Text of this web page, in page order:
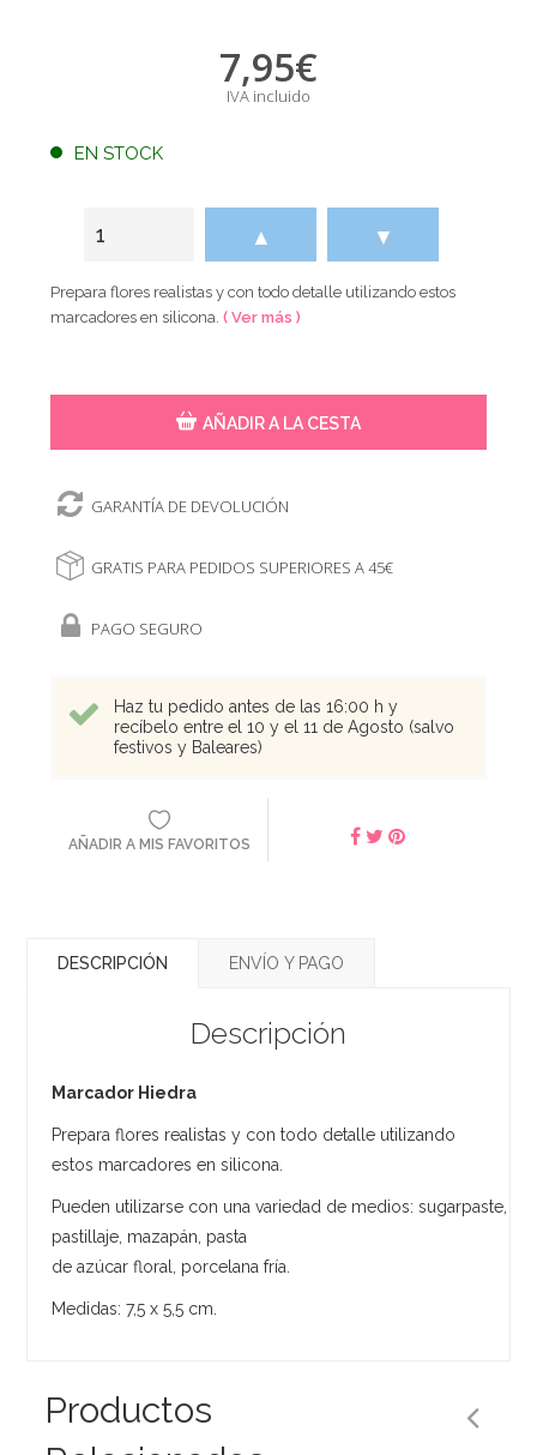
7,95€
IVA incluido
EN STOCK
▲ ▼
Prepara flores realistas y con todo detalle utilizando estos
marcadores en silicona.( Ver más )
AÑADIR A LA CESTA
GARANTÍA DE DEVOLUCIÓN
GRATIS PARA PEDIDOS SUPERIORES A 45€
PAGO SEGURO
Haz tu pedido antes de las 16:00 h y
recíbelo entre el 10 y el 11 de Agosto (salvo
festivos y Baleares)
AÑADIR A MIS FAVORITOS
DESCRIPCIÓN ENVÍO Y PAGO
Descripción
Marcador Hiedra
Prepara flores realistas y con todo detalle utilizando
estos marcadores en silicona.
Pueden utilizarse con una variedad de medios: sugarpaste,
pastillaje, mazapán, pasta
de azúcar floral, porcelana fría.
Medidas: 7,5 x 5,5 cm.
Productos